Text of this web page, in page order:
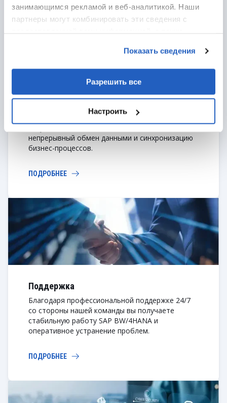
занимающимся рекламой и веб-аналитикой. Наши
партнеры могут комбинировать эти сведения с
Показать сведения
Разрешить все
Настроить
LeverX интегрирует SAP BW/4HANA с вашими
текущими системами, чтобы обеспечить
непрерывный обмен данными и синхронизацию
бизнес-процессов.
ПОДРОБНЕЕ
Поддержка
Благодаря профессиональной поддержке 24/7
со стороны нашей команды вы получаете
стабильную работу SAP BW/4HANA и
оперативное устранение проблем.
ПОДРОБНЕЕ